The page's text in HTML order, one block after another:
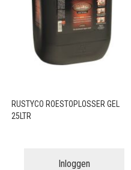
RUSTYCO ROESTOPLOSSER GEL
25LTR
Inloggen